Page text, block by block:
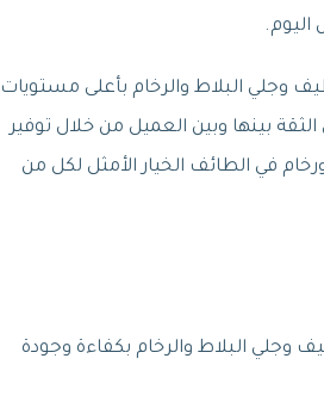
وجلي البلاط والرخام بأعلى مستويات
بينها وبين العميل من خلال توفير
في الطائف الخيار الأمثل لكل من
البلاط والرخام بكفاءة وجودة